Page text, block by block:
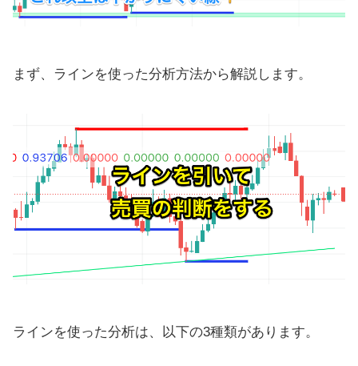
まず、ラインを使った分析方法から解説します。
ラインを使った分析は、以下の3種類があります。